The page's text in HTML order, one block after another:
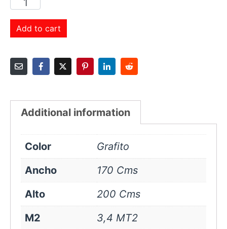
Add to cart
Additional information
Color
Grafito
Ancho
170 Cms
Alto
200 Cms
M2
3,4 MT2